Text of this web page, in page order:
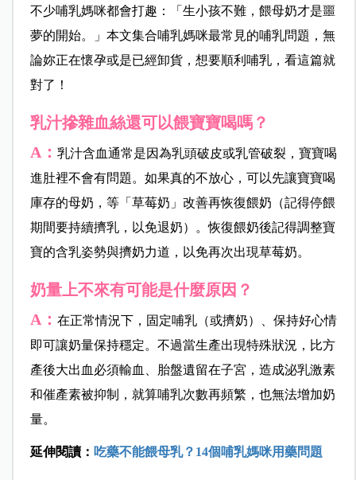
不少哺乳媽咪都會打趣：「生小孩不難，餵母奶才是噩
夢的開始。」本文集合哺乳媽咪最常見的哺乳問題，無
論妳正在懷孕或是已經卸貨，想要順利哺乳，看這篇就
對了！
乳汁摻雜血絲還可以餵寶寶喝嗎？
A ： 乳汁含血通常是因為乳頭破皮或乳管破裂，寶寶喝
進肚裡不會有問題。如果真的不放心，可以先讓寶寶喝
庫存的母奶，等「草莓奶」改善再恢復餵奶（記得停餵
期間要持續擠乳，以免退奶）。恢復餵奶後記得調整寶
寶的含乳姿勢與擠奶力道，以免再次出現草莓奶。
奶量上不來有可能是什麼原因？
A： 在正常情況下，固定哺乳（或擠奶）、保持好心情
即可讓奶量保持穩定。不過當生產出現特殊狀況，比方
產後大出血必須輸血、胎盤遺留在子宮，造成泌乳激素
和催產素被抑制，就算哺乳次數再頻繁，也無法增加奶
量。
延伸閱讀： 吃藥不能餵母乳？14個哺乳媽咪用藥問題